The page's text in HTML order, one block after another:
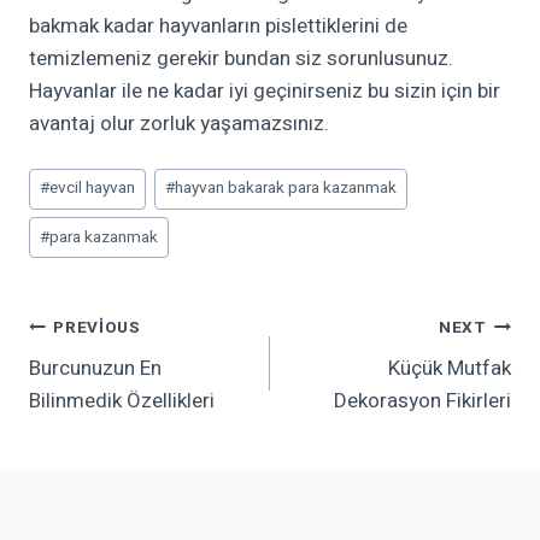
bakmak kadar hayvanların pislettiklerini de
temizlemeniz gerekir bundan siz sorunlusunuz.
Hayvanlar ile ne kadar iyi geçinirseniz bu sizin için bir
avantaj olur zorluk yaşamazsınız.
Post
Tags:
#evcil hayvan #hayvan bakarak para kazanmak
#para kazanmak
Yazı
Gezinmesi
PREVIOUS
Burcunuzun En
Bilinmedik Özellikleri
NEXT
Küçük Mutfak
Dekorasyon Fikirleri